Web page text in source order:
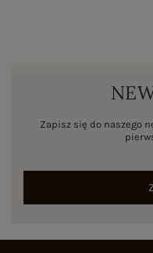
Zapisz się do naszego